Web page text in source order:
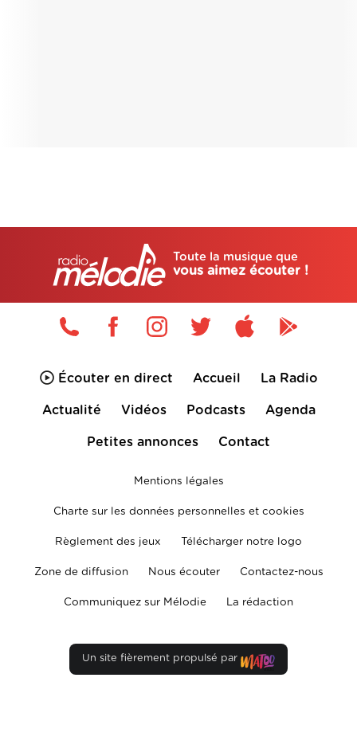
Toute la musique que
vous aimez écouter !
Écouter en direct Accueil La Radio
Actualité Vidéos Podcasts Agenda
Petites annonces Contact
Mentions légales
Charte sur les données personnelles et cookies
Règlement des jeux Télécharger notre logo
Zone de diffusion Nous écouter Contactez-nous
Communiquez sur Mélodie La rédaction
Un site fièrement propulsé par